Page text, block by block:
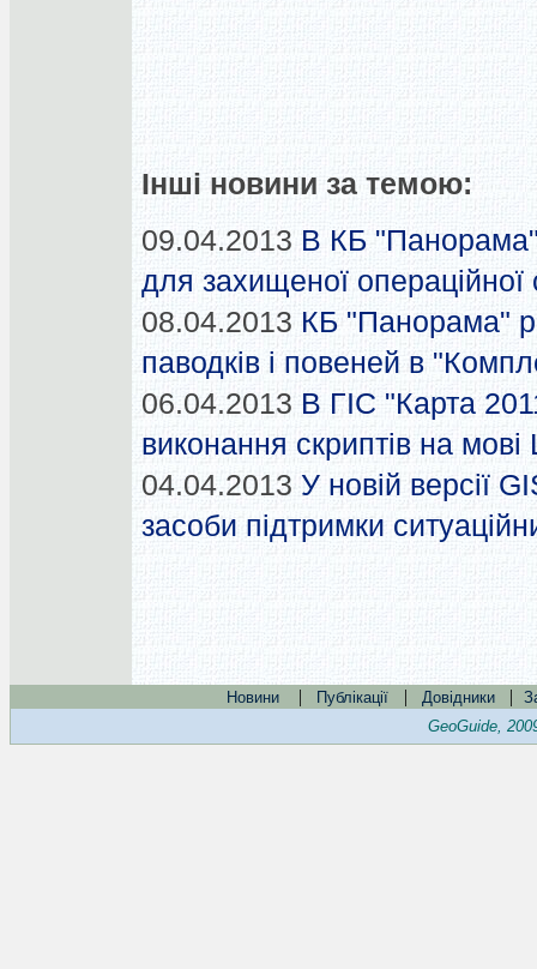
Інші новини за темою:
09.04.2013 В КБ
для захищеної операційної
08.04.2013 КБ "Панорама"
паводків і повеней в
06.04.2013 В ГІС "Карта
виконання скриптів на мові
04.04.2013 У новій версії
засоби підтримки
Новини | Публікації | Довідники |
GeoGuide,